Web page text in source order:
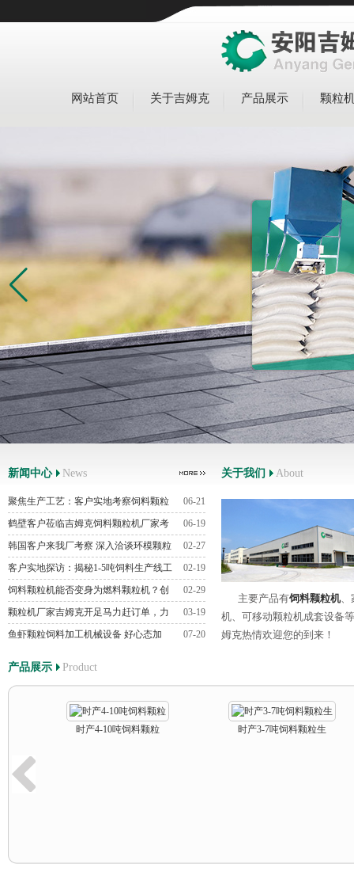
网站首页 关于吉姆克 产品展示 颗粒
新闻中心 News
06-21
聚焦生产工艺：客户实地考察饲料颗粒
机..
06-19
鹤壁客户莅临吉姆克饲料颗粒机厂家考
02-27
韩国客户来我厂考察 深入洽谈环模颗粒
02-19
客户实地探访：揭秘1-5吨饲料生产线工
02-29
饲料颗粒机能否变身为燃料颗粒机？创
03-19
颗粒机厂家吉姆克开足马力赶订单，力
07-20
鱼虾颗粒饲料加工机械设备 好心态加
关于我们 About
主要产品有饲料颗粒机、
机、可移动颗粒机成套设备
姆克热情欢迎您的到来！
产品展示 Product
时产4-10吨饲料颗粒 时产3-7吨饲料颗粒生